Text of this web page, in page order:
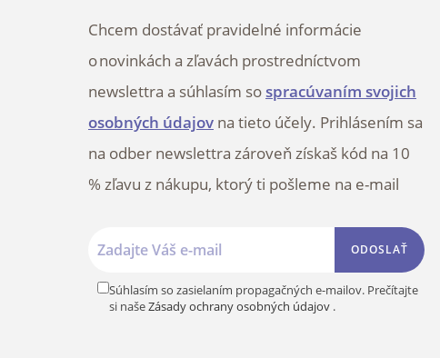
Chcem dostávať pravidelné informácie
o novinkách a zľavách prostredníctvom
newslettra a súhlasím sospracúvaním svojich
osobných údajov na tieto účely. Prihlásením sa
na odber newslettra zároveň získaš kód na 10
% zľavu z nákupu, ktorý ti pošleme na e-mail
ODOSLAŤ
Súhlasím so zasielaním propagačných e-mailov. Prečítajte
si našeZásady ochrany osobných údajov .